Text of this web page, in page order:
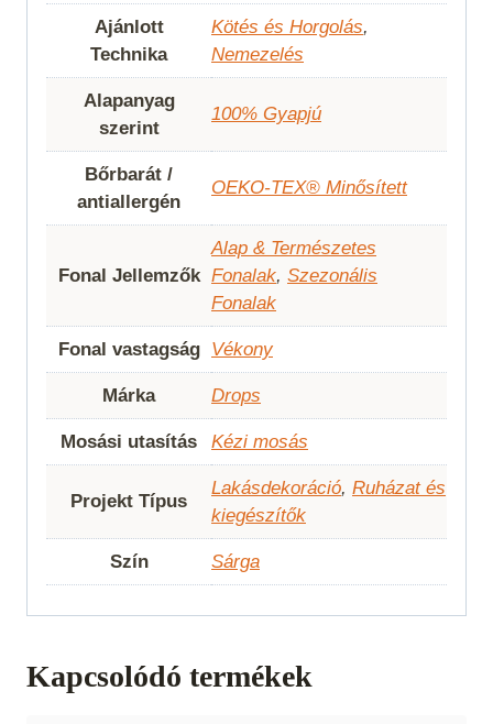
Ajánlott
Technika
Kötés és Horgolás,
Nemezelés
Alapanyag
szerint
100% Gyapjú
Bőrbarát /
antiallergén
OEKO-TEX® Minősített
Fonal Jellemzők
Alap & Természetes
Fonalak, Szezonális
Fonalak
Fonal vastagság Vékony
Márka Drops
Mosási utasítás Kézi mosás
Projekt Típus
Lakásdekoráció, Ruházat és
kiegészítők
Szín Sárga
Kapcsolódó termékek